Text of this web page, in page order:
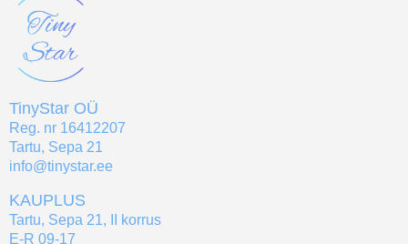
TinyStar OÜ
Reg. nr 16412207
Tartu, Sepa 21
info@tinystar.ee
KAUPLUS
Tartu, Sepa 21, II korrus
E-R 09-17